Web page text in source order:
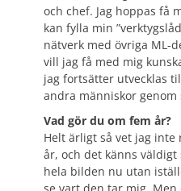
och chef. Jag hoppas få
kan fylla min
nätverk med övriga ML-
vill jag få med mig
jag fortsätter utvecklas
andra människor genom
Vad gör du om fem år?
Helt ärligt så vet jag inte
år, och det känns väldigt
hela bilden nu utan